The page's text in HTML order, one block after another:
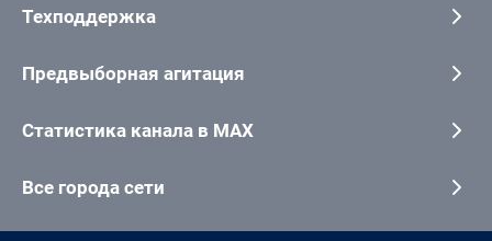
Техподдержка
Предвыборная агитация
Статистика канала в MAX
Все города сети